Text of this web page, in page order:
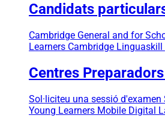
Candidats
Cambridge General and for
Learners Cambridge Linguaskill
Centres Preparadors
Sol·liciteu una sessió d'examen
Young Learners Mobile Digital